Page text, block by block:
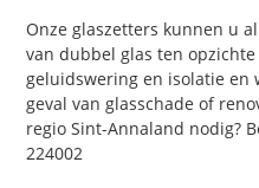
Onze glaszetters kunnen u
van dubbel glas ten
geluidswering en isolatie en
geval van glasschade of
regio Sint-Annaland nodig?
224002